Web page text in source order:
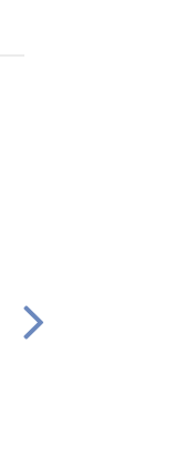
HIDROAZUL